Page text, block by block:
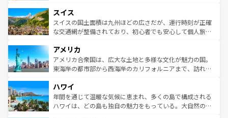
れる地方に足を運ぶとそれぞれで全く異なる文化を体験で
きるだろう。 なお、新着のフランス情報はコンテンツ一覧
を参照してほしい。
は、お酒好きな人にはぜひ体験してほしい。 なお、新着の
ドイツ情報はコンテンツ一覧を参照してほしい。
リアごとに異なる魅力がある。また、優雅なアフタヌーン
ティー、ビール好きにはたまらない英国パブ、サッカー観
戦など、本場だからこそできる体験も豊富。イギリスを旅
ンツ一覧を参照してほしい。
スイス
スイスの国土面積は九州ほどの広さだが、運行時刻が正確
な交通網が整備されており、初心者でも安心して個人旅行
の建物がそのまま残る町や、スイスならではのユニークな
博物館もあり、アルプス観光だけでなく町歩きも満喫する
ことができる。国民の所得が高いため物価も高いが、旅行
ば市内交通費無料で観光を楽しむこともできる。 なお、新
着のスイス情報はコンテンツ一覧 を参照してほしい。
アメリカ
アメリカ合衆国は、広大な土地と多様な文化が魅力の国。
東海岸の都市部から西海岸のカリフォルニアまで、訪れる
のような巨大都市は、観光、ショッピング、エンターテイ
ンメントが詰まった刺激的なスポットだ。一方、アメリカ
西部には大自然が広がり、グランドキャニオンやイエロー
ハワイ
年間を通じて温暖な気候に恵まれ、多くの島で構成される
ハワイは、どの島も独自の魅力をもっている。大自然の神